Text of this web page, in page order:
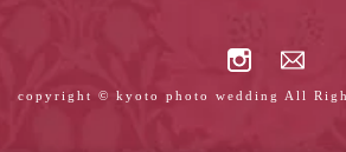
copyright © kyoto photo wedding All